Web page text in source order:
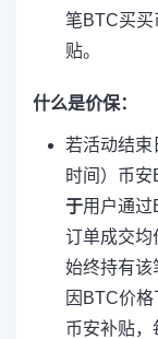
笔BTC买买
贴。
什么是价保：
若活动结束
时间）币安
于用户通
订单成交均
始终持有该
因BTC价
币安补贴，